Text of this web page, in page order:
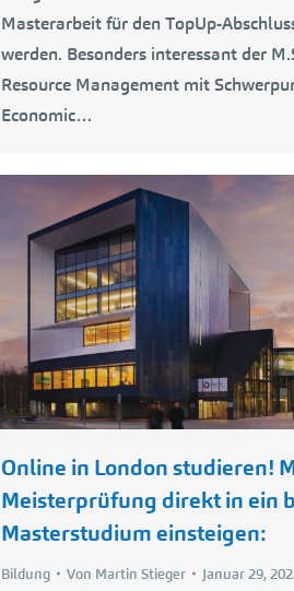
Masterarbeit für den TopUp-
werden. Besonders interessant der
Resource Management mit
Economic…
Online in London studieren!
Meisterprüfung direkt in ein
Masterstudium einsteigen:
Bildung Von Martin Stieger Januar 29,